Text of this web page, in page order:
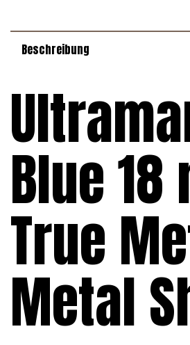
Beschreibung
Blue 18
True
Metal